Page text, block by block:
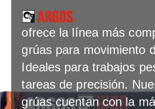
ofrece la línea más
grúas para movimiento
Ideales para trabajos
tareas de precisión.
grúas cuentan con la